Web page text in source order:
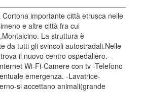
importante città etrusca nelle
e altre città fra cui
La struttura è
da tutti gli svincoli autostradali.Nelle
il nuovo centro ospedaliero.-
Wi-Fi-Camere con tv -Telefono
emergenza. -Lavatrice-
si accettano animali(grande